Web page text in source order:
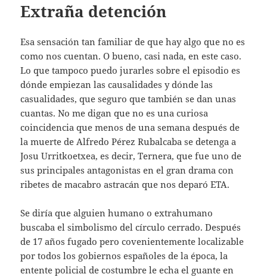
Extraña detención
Esa sensación tan familiar de que hay algo que no es
como nos cuentan. O bueno, casi nada, en este caso.
Lo que tampoco puedo jurarles sobre el episodio es
dónde empiezan las causalidades y dónde las
casualidades, que seguro que también se dan unas
cuantas. No me digan que no es una curiosa
coincidencia que menos de una semana después de
la muerte de Alfredo Pérez Rubalcaba se detenga a
Josu Urritkoetxea, es decir, Ternera, que fue uno de
sus principales antagonistas en el gran drama con
ribetes de macabro astracán que nos deparó ETA.
Se diría que alguien humano o extrahumano
buscaba el simbolismo del círculo cerrado. Después
de 17 años fugado pero covenientemente localizable
por todos los gobiernos españoles de la época, la
entente policial de costumbre le echa el guante en